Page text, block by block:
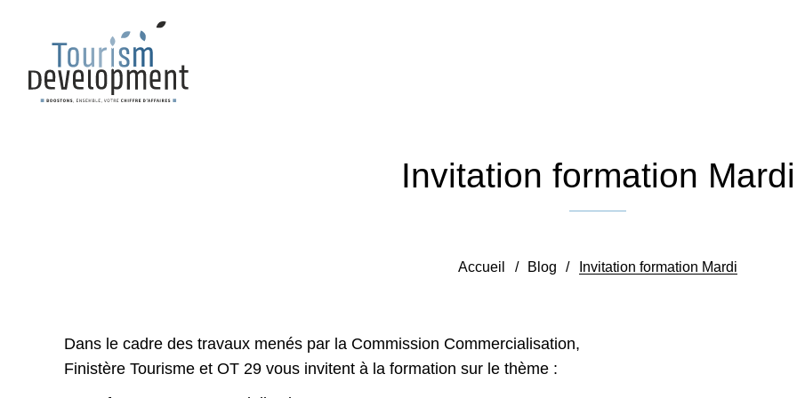
Invitation formation Mardi
Accueil / Blog / Invitation formation Mardi
Dans le cadre des travaux menés par la Commission Commercialisation,
Finistère Tourisme et OT 29 vous invitent à la formation sur le thème :